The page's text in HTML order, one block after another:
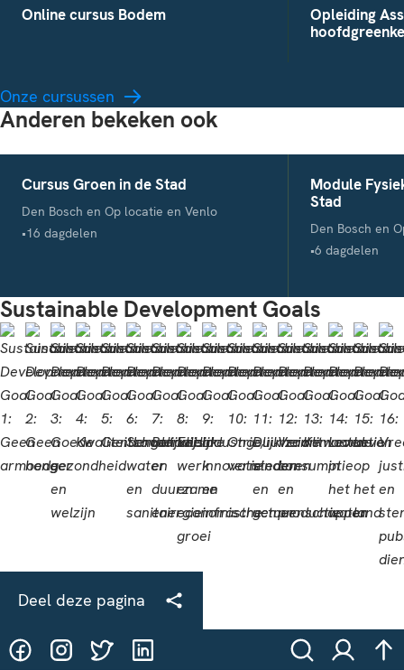
Online cursus Bodem
Opleiding
Onze cursussen
Anderen bekeken ook
Cursus Groen in de Stad
Locatie
Den Bosch en Op locatie en Venlo
Studieduur
16 dagdelen
Module
Stad
Locatie
Den Bosch en
Studieduur
6 dagdelen
Sustainable Development Goals
Deel deze pagina
@HASgreenacademy
@HASgreenacademy
@greenacademyHAS
@HASgreenacademy ZoekenInloggen